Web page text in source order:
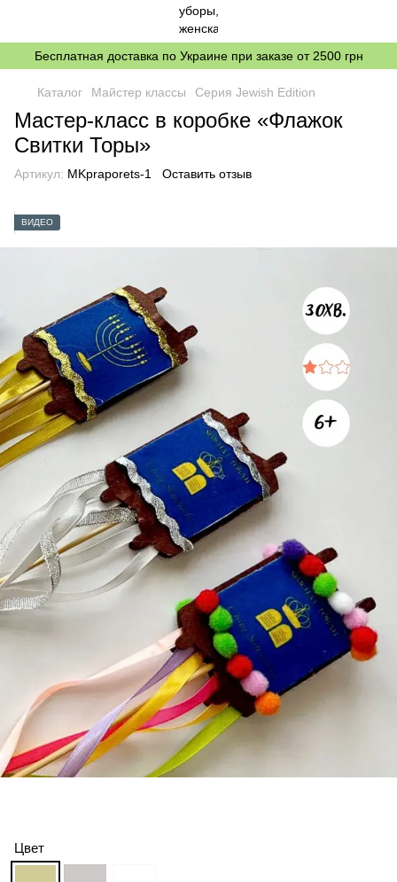
Бесплатная доставка по Украине при заказе от 2500 грн
Каталог Майстер классы Серия Jewish Edition
Мастер-класс в коробке «Флажок
Свитки Торы»
Артикул: MKpraporets-1 Оставить отзыв
ВИДЕО
Цвет